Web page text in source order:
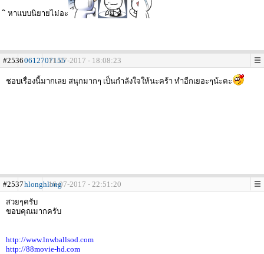
ิ หาแบบนิยายไม่อะ
#2536061270715511-07-2017 - 18:08:23
ชอบเรื่องนี้มากเลย สนุกมากๆ เป็นกำลังใจให้นะคร้า ทำอีกเยอะๆน้ะคะ
#2537hlonghlong16-07-2017 - 22:51:20
สวยๆครับ
ขอบคุณมากครับ
http://www.lnwballsod.com
http://88movie-hd.com